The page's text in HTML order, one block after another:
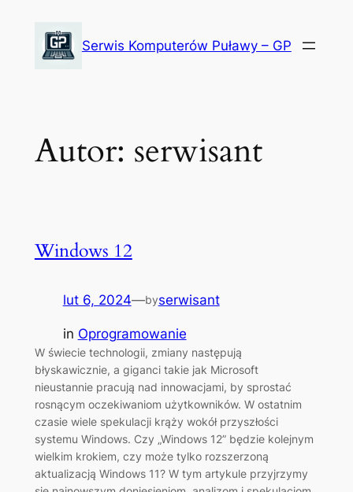
Serwis Komputerów Puławy – GP
Autor: serwisant
Windows 12
lut 6, 2024—byserwisant
in Oprogramowanie
W świecie technologii, zmiany następują
błyskawicznie, a giganci takie jak Microsoft
nieustannie pracują nad innowacjami, by sprostać
rosnącym oczekiwaniom użytkowników. W ostatnim
czasie wiele spekulacji krąży wokół przyszłości
systemu Windows. Czy „Windows 12” będzie kolejnym
wielkim krokiem, czy może tylko rozszerzoną
aktualizacją Windows 11? W tym artykule przyjrzymy